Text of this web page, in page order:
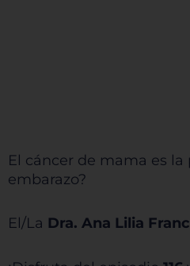
El cáncer de mama es
embarazo?
El/La Dra. Ana Lilia